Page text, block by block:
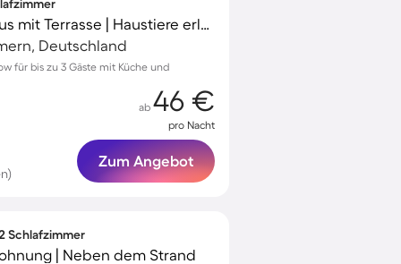
Charmantes Ferienhaus mit Terrasse | Haustiere erlaubt
Deutschland
für bis zu 3 Gäste mit Küche und
ab 46 €
pro Nacht
Zum Angebot
Schlafzimmer
| Neben dem Strand